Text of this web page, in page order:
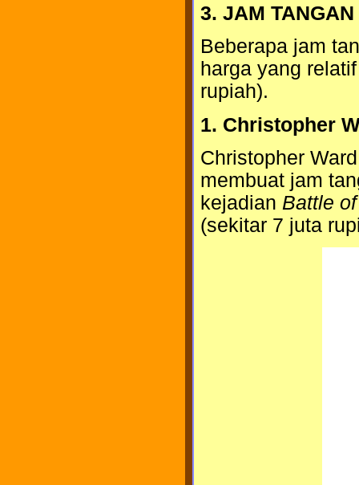
3. JAM
Beberapa jam
harga yang
rupiah).
1. Christopher
Christopher
membuat jam
kejadian Battle
(sekitar 7 juta